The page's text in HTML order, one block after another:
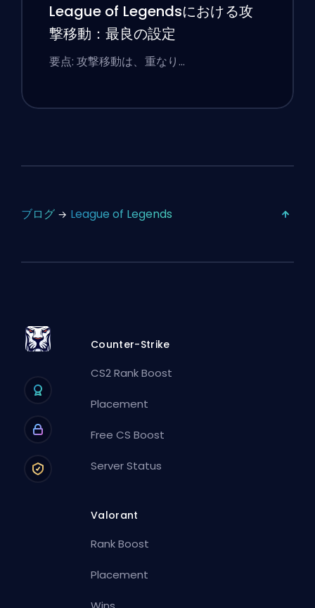
League of Legendsにおける攻
撃移動：最良の設定
要点: 攻撃移動は、重なり…
ブログ League of Legends
Counter-Strike
CS2 Rank Boost
Placement
Free CS Boost
Server Status
Valorant
Rank Boost
Placement